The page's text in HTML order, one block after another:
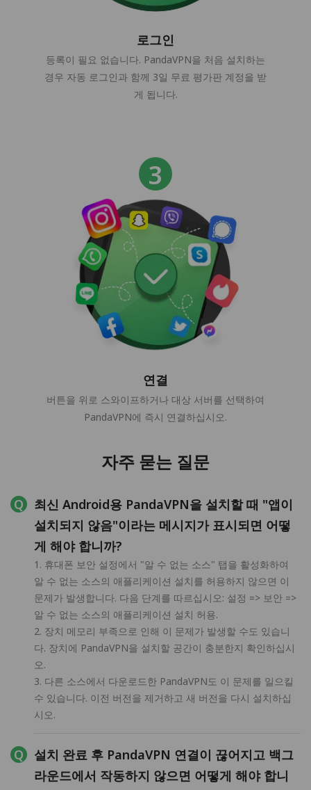
로그인
등록이 필요 없습니다. PandaVPN을 처음 설치하는
경우 자동 로그인과 함께 3일 무료 평가판 계정을 받
게 됩니다.
연결
버튼을 위로 스와이프하거나 대상 서버를 선택하여
PandaVPN에 즉시 연결하십시오.
자주 묻는 질문
최신 Android용 PandaVPN을 설치할 때 "앱이
설치되지 않음"이라는 메시지가 표시되면 어떻
게 해야 합니까?
1. 휴대폰 보안 설정에서 "알 수 없는 소스" 탭을 활성화하여
알 수 없는 소스의 애플리케이션 설치를 허용하지 않으면 이
문제가 발생합니다. 다음 단계를 따르십시오: 설정 => 보안 =>
알 수 없는 소스의 애플리케이션 설치 허용.
2. 장치 메모리 부족으로 인해 이 문제가 발생할 수도 있습니
다. 장치에 PandaVPN을 설치할 공간이 충분한지 확인하십시
오.
3. 다른 소스에서 다운로드한 PandaVPN도 이 문제를 일으킬
수 있습니다. 이전 버전을 제거하고 새 버전을 다시 설치하십
시오.
설치 완료 후 PandaVPN 연결이 끊어지고 백그
라운드에서 작동하지 않으면 어떻게 해야 합니